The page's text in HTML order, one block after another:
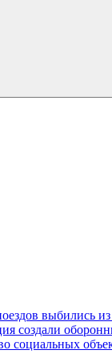
Поиск
выбились
создали
социальных